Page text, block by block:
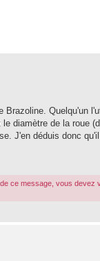
Quelqu'un
diamètre de la roue
J'en déduis donc
ce message, vous devez